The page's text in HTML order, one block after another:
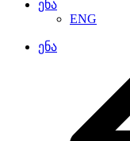
ენა
ENG
ენა